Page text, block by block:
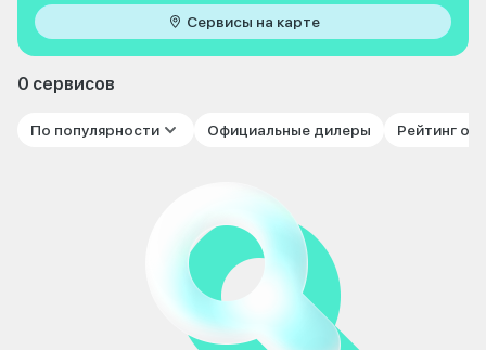
Сервисы на карте
0 сервисов
По популярности Официальные дилеры Рейтинг